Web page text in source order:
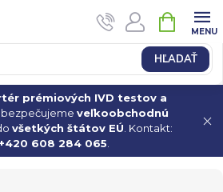
HĽADAŤ
KOŠÍK
prémiových IVD testov a
veľkoobchodnú
všetkých štátov EÚ . Kontakt:
+420 608 284 065